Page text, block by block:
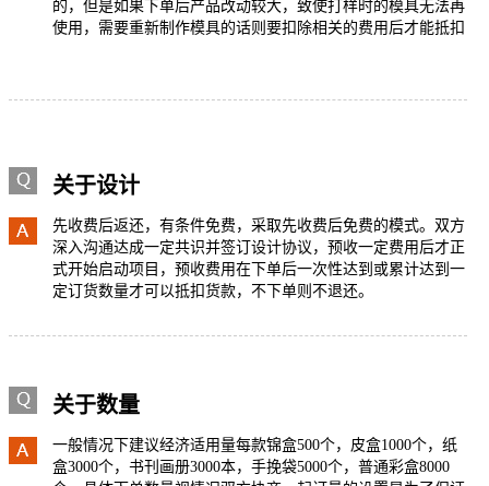
的，但是如果下单后产品改动较大，致使打样时的模具无法再
使用，需要重新制作模具的话则要扣除相关的费用后才能抵扣
关于设计
先收费后返还，有条件免费，采取先收费后免费的模式。双方
深入沟通达成一定共识并签订设计协议，预收一定费用后才正
式开始启动项目，预收费用在下单后一次性达到或累计达到一
定订货数量才可以抵扣货款，不下单则不退还。
关于数量
一般情况下建议经济适用量每款锦盒500个，皮盒1000个，纸
盒3000个，书刊画册3000本，手挽袋5000个，普通彩盒8000